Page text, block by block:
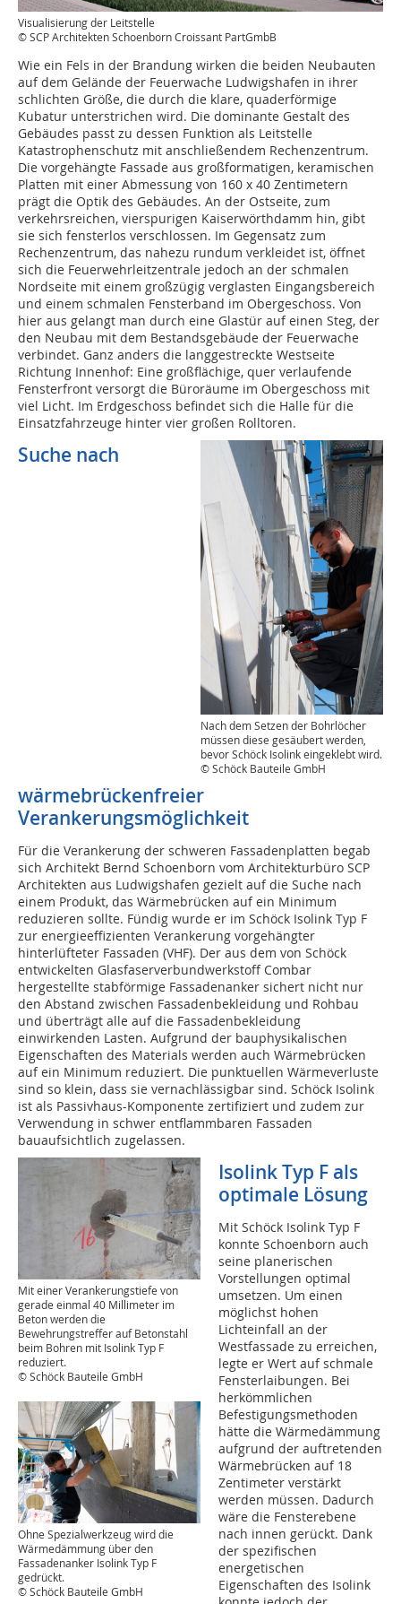
Visualisierung der Leitstelle
© SCP Architekten Schoenborn Croissant PartGmbB
Wie ein Fels in der Brandung wirken die beiden Neubauten
auf dem Gelände der Feuerwache Ludwigshafen in ihrer
schlichten Größe, die durch die klare, quaderförmige
Kubatur unterstrichen wird. Die dominante Gestalt des
Gebäudes passt zu dessen Funktion als Leitstelle
Katastrophenschutz mit anschließendem Rechenzentrum.
Die vorgehängte Fassade aus großformatigen, keramischen
Platten mit einer Abmessung von 160 x 40 Zentimetern
prägt die Optik des Gebäudes. An der Ostseite, zum
verkehrsreichen, vierspurigen Kaiserwörthdamm hin, gibt
sie sich fensterlos verschlossen. Im Gegensatz zum
Rechenzentrum, das nahezu rundum verkleidet ist, öffnet
sich die Feuerwehrleitzentrale jedoch an der schmalen
Nordseite mit einem großzügig verglasten Eingangsbereich
und einem schmalen Fensterband im Obergeschoss. Von
hier aus gelangt man durch eine Glastür auf einen Steg, der
den Neubau mit dem Bestandsgebäude der Feuerwache
verbindet. Ganz anders die langgestreckte Westseite
Richtung Innenhof: Eine großflächige, quer verlaufende
Fensterfront versorgt die Büroräume im Obergeschoss mit
viel Licht. Im Erdgeschoss befindet sich die Halle für die
Einsatzfahrzeuge hinter vier großen Rolltoren.
Nach dem Setzen der Bohrlöcher
müssen diese gesäubert werden,
bevor Schöck Isolink eingeklebt wird.
© Schöck Bauteile GmbH
Suche nach
wärmebrückenfreier
Verankerungsmöglichkeit
Für die Verankerung der schweren Fassadenplatten begab
sich Architekt Bernd Schoenborn vom Architekturbüro SCP
Architekten aus Ludwigshafen gezielt auf die Suche nach
einem Produkt, das Wärmebrücken auf ein Minimum
reduzieren sollte. Fündig wurde er im Schöck Isolink Typ F
zur energieeffizienten Verankerung vorgehängter
hinterlüfteter Fassaden (VHF). Der aus dem von Schöck
entwickelten Glasfaserverbundwerkstoff Combar
hergestellte stabförmige Fassadenanker sichert nicht nur
den Abstand zwischen Fassadenbekleidung und Rohbau
und überträgt alle auf die Fassadenbekleidung
einwirkenden Lasten. Aufgrund der bauphysikalischen
Eigenschaften des Materials werden auch Wärmebrücken
auf ein Minimum reduziert. Die punktuellen Wärmeverluste
sind so klein, dass sie vernachlässigbar sind. Schöck Isolink
ist als Passivhaus-Komponente zertifiziert und zudem zur
Verwendung in schwer entflammbaren Fassaden
bauaufsichtlich zugelassen.
Mit einer Verankerungstiefe von
gerade einmal 40 Millimeter im
Beton werden die
Bewehrungstreffer auf Betonstahl
beim Bohren mit Isolink Typ F
reduziert.
© Schöck Bauteile GmbH
Ohne Spezialwerkzeug wird die
Wärmedämmung über den
Fassadenanker Isolink Typ F
gedrückt.
© Schöck Bauteile GmbH
Isolink Typ F als
optimale Lösung
Mit Schöck Isolink Typ F
konnte Schoenborn auch
seine planerischen
Vorstellungen optimal
umsetzen. Um einen
möglichst hohen
Lichteinfall an der
Westfassade zu erreichen,
legte er Wert auf schmale
Fensterlaibungen. Bei
herkömmlichen
Befestigungsmethoden
hätte die Wärmedämmung
aufgrund der auftretenden
Wärmebrücken auf 18
Zentimeter verstärkt
werden müssen. Dadurch
wäre die Fensterebene
nach innen gerückt. Dank
der spezifischen
energetischen
Eigenschaften des Isolink